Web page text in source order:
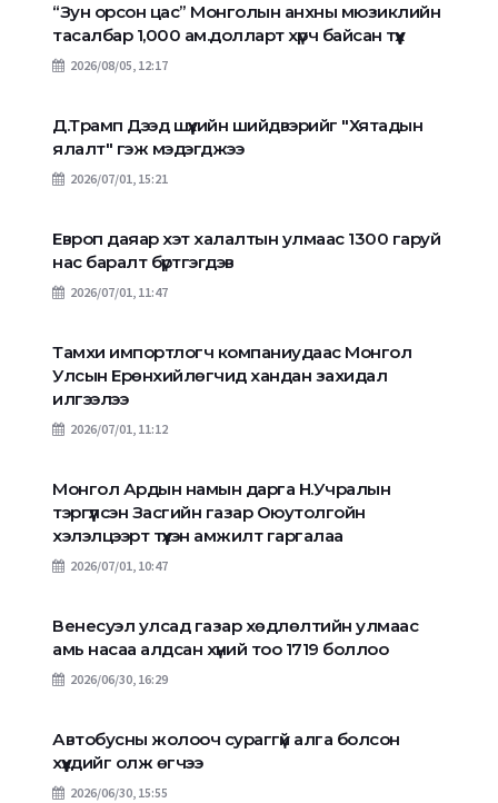
“Зун орсон цас” Монголын анхны мюзиклийн
тасалбар 1,000 ам.долларт хүрч байсан түүх
2026/08/05, 12:17
Д.Трамп Дээд шүүхийн шийдвэрийг "Хятадын
ялалт" гэж мэдэгджээ
2026/07/01, 15:21
Европ даяар хэт халалтын улмаас 1300 гаруй
нас баралт бүртгэгдэв
2026/07/01, 11:47
Тамхи импортлогч компаниудаас Монгол
Улсын Ерөнхийлөгчид хандан захидал
илгээлээ
2026/07/01, 11:12
Монгол Ардын намын дарга Н.Учралын
тэргүүлсэн Засгийн газар Оюутолгойн
хэлэлцээрт түүхэн амжилт гаргалаа
2026/07/01, 10:47
Венесуэл улсад газар хөдлөлтийн улмаас
амь насаа алдсан хүний тоо 1719 боллоо
2026/06/30, 16:29
Автобусны жолооч сураггүй алга болсон
хүүхдийг олж өгчээ
2026/06/30, 15:55